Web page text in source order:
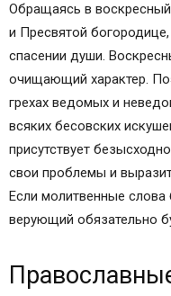
Обращаясь в
и Пресвятой
спасении души.
очищающий характер.
грехах ведомых и
всяких бесовских
присутствует
свои проблемы и
Если молитвенные слова
верующий обязательно